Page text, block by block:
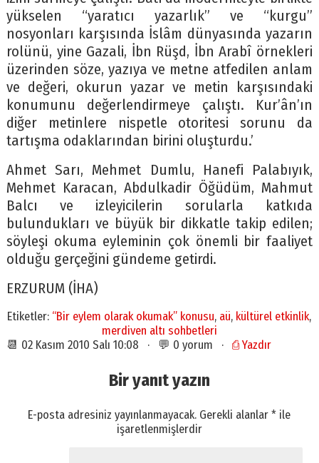
yükselen “yaratıcı yazarlık” ve “kurgu”
nosyonları karşısında İslâm dünyasında yazarın
rolünü, yine Gazali, İbn Rüşd, İbn Arabî örnekleri
üzerinden söze, yazıya ve metne atfedilen anlam
ve değeri, okurun yazar ve metin karşısındaki
konumunu değerlendirmeye çalıştı. Kur’ân’ın
diğer metinlere nispetle otoritesi sorunu da
tartışma odaklarından birini oluşturdu.’
Ahmet Sarı, Mehmet Dumlu, Hanefi Palabıyık,
Mehmet Karacan, Abdulkadir Öğüdüm, Mahmut
Balcı ve izleyicilerin sorularla katkıda
bulundukları ve büyük bir dikkatle takip edilen;
söyleşi okuma eyleminin çok önemli bir faaliyet
olduğu gerçeğini gündeme getirdi.
ERZURUM (İHA)
Etiketler: “Bir eylem olarak okumak” konusu, aü, kültürel etkinlik,
merdiven altı sohbetleri
📆 02 Kasım 2010 Salı 10:08 · 💬 0 yorum · ⎙ Yazdır
Bir yanıt yazın
E-posta adresiniz yayınlanmayacak. Gerekli alanlar* ile
işaretlenmişlerdir